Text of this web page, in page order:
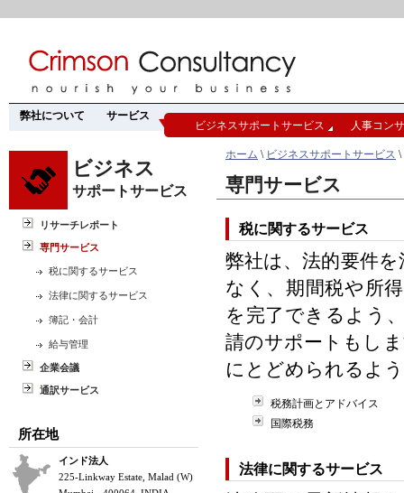
弊社について サービス
ビジネスサポートサービス 人事コン
ビジネス
サポートサービス
リサーチレポート
専門サービス
税に関するサービス
法律に関するサービス
簿記・会計
給与管理
企業会議
通訳サービス
所在地
インド法人
225-Linkway Estate, Malad (W)
ホーム \ ビジネスサポートサービス \
専門サービス
税に関するサービス
弊社は、法的要件
なく、期間税や所
を完了できるよう
請のサポートもし
にとどめられるよ
税務計画とアドバイス
国際税務
法律に関するサービス